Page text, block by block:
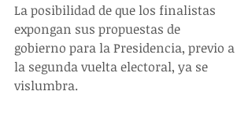
La posibilidad de que los finalistas
expongan sus propuestas de
gobierno para la Presidencia, previo a
la segunda vuelta electoral, ya se
vislumbra.